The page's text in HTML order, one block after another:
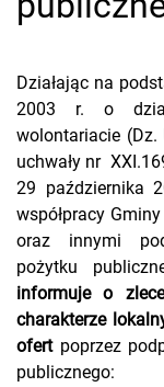
Działając na
2003 r. o
wolontariacie
uchwały nr
29 października
współpracy
oraz innymi
pożytku
informuje o
charakterze
ofertpoprzez
publicznego: